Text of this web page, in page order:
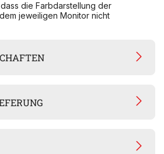
die Farbdarstellung der
jeweiligen Monitor nicht